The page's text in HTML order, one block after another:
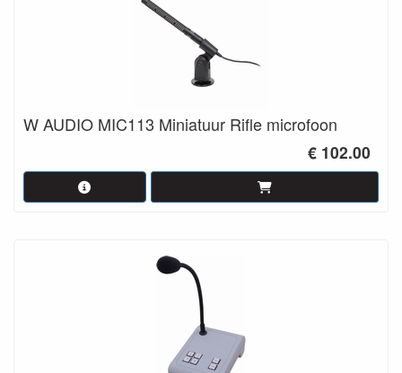
W AUDIO MIC113 Miniatuur Rifle microfoon
€ 102.00